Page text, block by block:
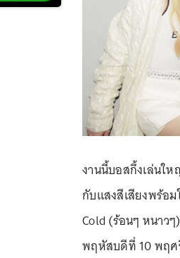
งานนี้บอสกึ้งเล่นใ
กับแสงสีเสียงพร้อม
Cold (ร้อนๆ หนาว
พฤหัสบดีที่ 10 พฤ